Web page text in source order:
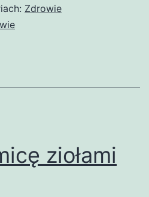
Zdrowie
ziołami